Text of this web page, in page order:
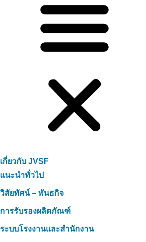
เกี่ยวกับ JVSF
แนะนำทั่วไป
วิสัยทัศน์ – พันธกิจ
การรับรองผลิตภัณฑ์
ระบบโรงงานและสำนักงาน